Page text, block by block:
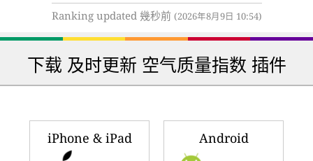
Ranking updated 幾秒前 (2026年8月9日 10:54)
下载 及时更新 空气质量指数 插件
iPhone & iPad Android